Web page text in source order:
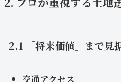
2.1 「将来価値」まで見
交通アクセス